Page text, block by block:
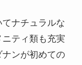
ナチュラルな
ティ類も充実
ナンが初めての